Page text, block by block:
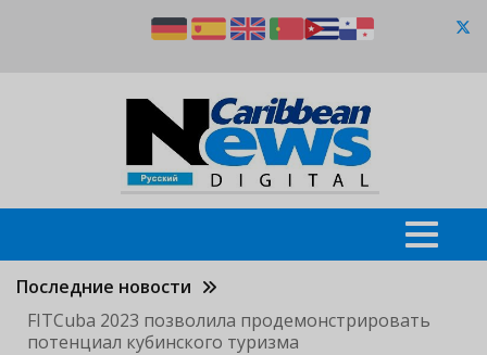
Последние новости
FITCuba 2023 позволила продемонстрировать
потенциал кубинского туризма